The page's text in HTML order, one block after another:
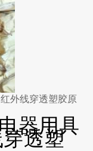
外线穿透塑胶原
器用具
透塑